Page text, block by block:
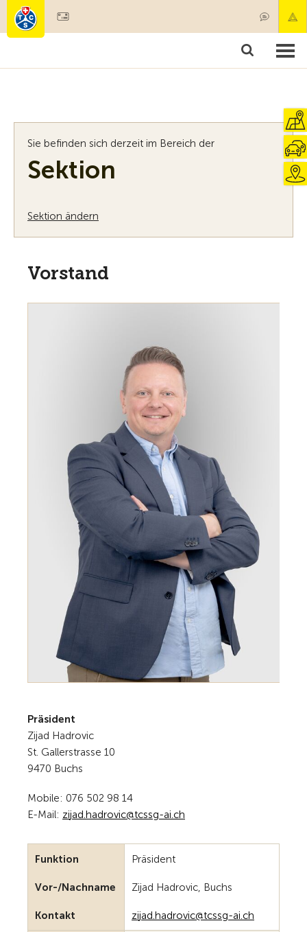
Mitgliedschaft & Leistungen
Sie befinden sich derzeit im Bereich der
Sektion
Sektion ändern
Vorstand
Präsident
Zijad Hadrovic
St. Gallerstrasse 10
9470 Buchs
Mobile: 076 502 98 14
E-Mail: zj d h dr v c tcssg- ch
Funktion Präsident
Vor-/Nachname Zijad Hadrovic, Buchs
Kontakt zj d h dr v c tcssg- ch